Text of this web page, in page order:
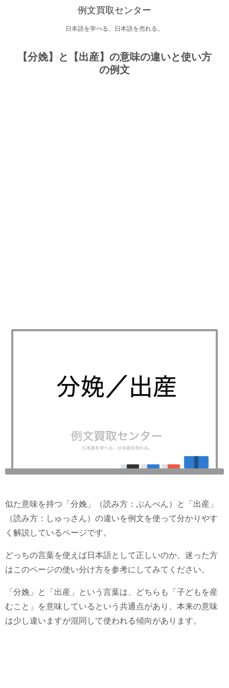
例文買取センター
日本語を学べる、日本語を売れる。
【分娩】と【出産】の意味の違いと使い方
の例文
似た意味を持つ「分娩」（読み方：ぶんべん）と「出産」
（読み方：しゅっさん）の違いを例文を使って分かりやす
く解説しているページです。
どっちの言葉を使えば日本語として正しいのか、迷った方
はこのページの使い分け方を参考にしてみてください。
「分娩」と「出産」という言葉は、どちらも「子どもを産
むこと」を意味しているという共通点があり、本来の意味
は少し違いますが混同して使われる傾向があります。